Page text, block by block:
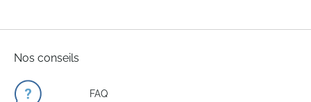
Nos conseils
FAQ